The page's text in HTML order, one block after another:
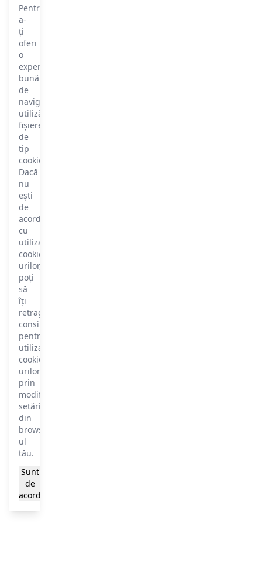
Pentru
a-
ți
oferi
o
experiență
bună
de
navigare,
utilizăm
fișiere
de
tip
cookie.
Dacă
nu
ești
de
acord
cu
utilizarea
cookie-
urilor,
poți
să
îți
retragi
consimțământul
pentru
utilizarea
cookie-
urilor
prin
modificarea
setărilor
din
browser-
ul
tău.
Sunt
de
acord